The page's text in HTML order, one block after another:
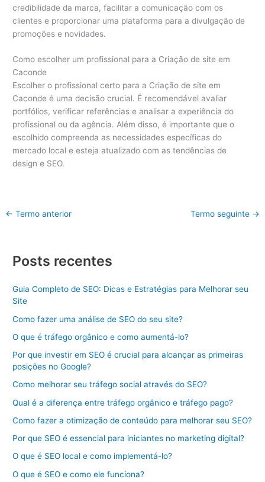
credibilidade da marca, facilitar a comunicação com os
clientes e proporcionar uma plataforma para a divulgação de
promoções e novidades.
Como escolher um profissional para a Criação de site em
Caconde
Escolher o profissional certo para a Criação de site em
Caconde é uma decisão crucial. É recomendável avaliar
portfólios, verificar referências e analisar a experiência do
profissional ou da agência. Além disso, é importante que o
escolhido compreenda as necessidades específicas do
mercado local e esteja atualizado com as tendências de
design e SEO.
← Termo anterior Termo seguinte →
Posts recentes
Guia Completo de SEO: Dicas e Estratégias para Melhorar seu
Site
Como fazer uma análise de SEO do seu site?
O que é tráfego orgânico e como aumentá-lo?
Por que investir em SEO é crucial para alcançar as primeiras
posições no Google?
Como melhorar seu tráfego social através do SEO?
Qual é a diferença entre tráfego orgânico e tráfego pago?
Como fazer a otimização de conteúdo para melhorar seu SEO?
Por que SEO é essencial para iniciantes no marketing digital?
O que é SEO local e como implementá-lo?
O que é SEO e como ele funciona?